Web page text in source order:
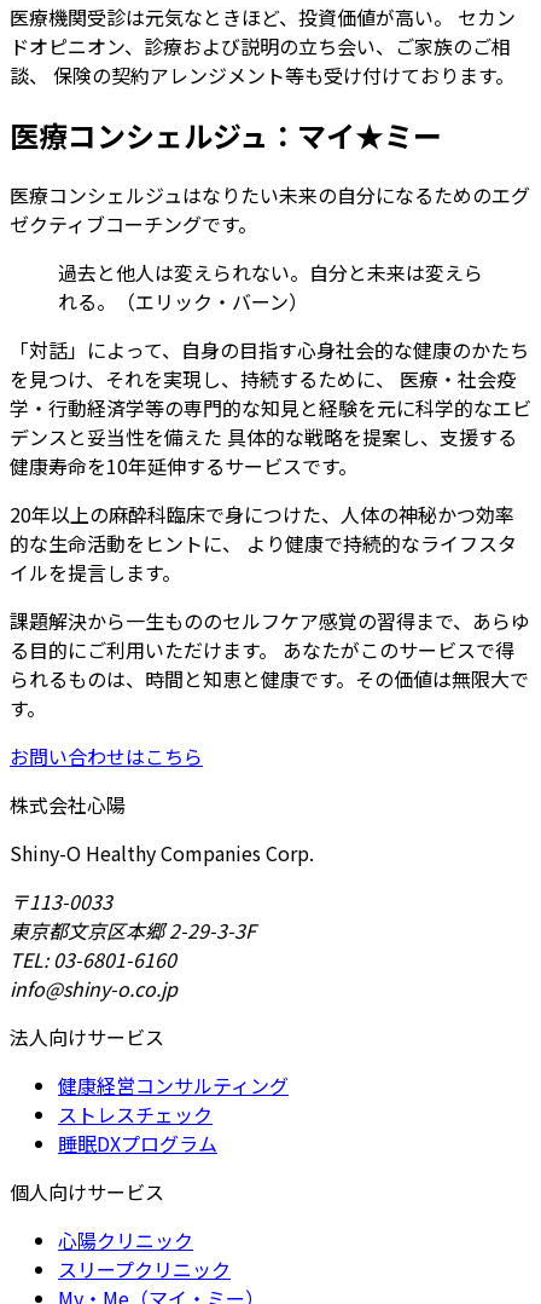
医療機関受診は元気なときほど、投資価値が高い。 セカン
ドオピニオン、診療および説明の立ち会い、ご家族のご相
談、 保険の契約アレンジメント等も受け付けております。
医療コンシェルジュ：マイ★ミー
医療コンシェルジュはなりたい未来の自分になるためのエグ
ゼクティブコーチングです。
過去と他人は変えられない。自分と未来は変えら
れる。（エリック・バーン）
「対話」によって、自身の目指す心身社会的な健康のかたち
を見つけ、それを実現し、持続するために、 医療・社会疫
学・行動経済学等の専門的な知見と経験を元に科学的なエビ
デンスと妥当性を備えた 具体的な戦略を提案し、支援する
健康寿命を10年延伸するサービスです。
20年以上の麻酔科臨床で身につけた、人体の神秘かつ効率
的な生命活動をヒントに、 より健康で持続的なライフスタ
イルを提言します。
課題解決から一生もののセルフケア感覚の習得まで、あらゆ
る目的にご利用いただけます。 あなたがこのサービスで得
られるものは、時間と知恵と健康です。その価値は無限大で
す。
お問い合わせはこちら
株式会社心陽
Shiny-O Healthy Companies Corp.
〒113-0033
東京都文京区本郷 2-29-3-3F
TEL: 03-6801-6160
info@shiny-o.co.jp
法人向けサービス
健康経営コンサルティング
ストレスチェック
睡眠DXプログラム
個人向けサービス
心陽クリニック
スリープクリニック
My・Me（マイ・ミー）